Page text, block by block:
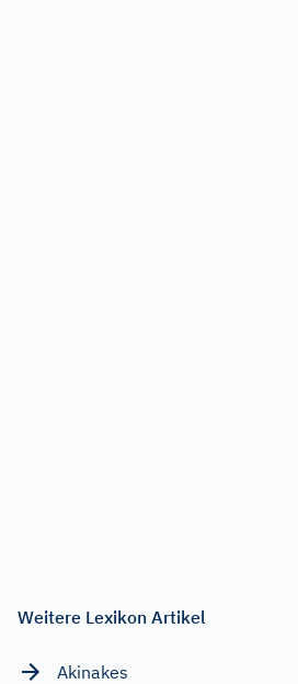
Weitere Lexikon Artikel
Akinakes